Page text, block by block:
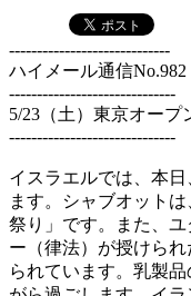
-----------------------------
ハイメール通信
------------------------------
5/23（土）東京オー
------------------------------
イスラエルでは、本
ます。シャブオット
祭り」です。また、
ー（律法）が授けら
られています。乳製